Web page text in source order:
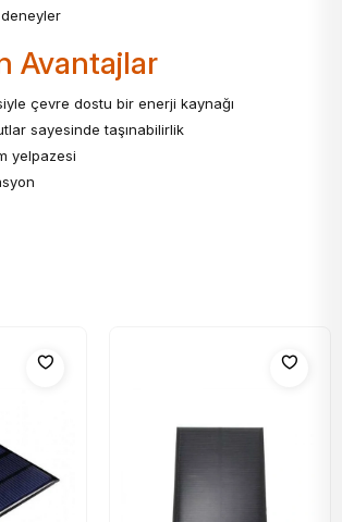
deneyler
Avantajlar
çevre dostu bir enerji kaynağı
sayesinde taşınabilirlik
yelpazesi